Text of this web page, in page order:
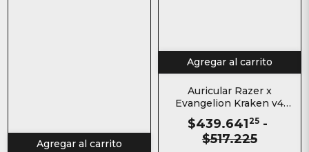
Agregar al carrito
Agregar al carrito
Auricular Razer x
Evangelion Kraken v4
Wireless Asuka
$439.64125 -
$517.225